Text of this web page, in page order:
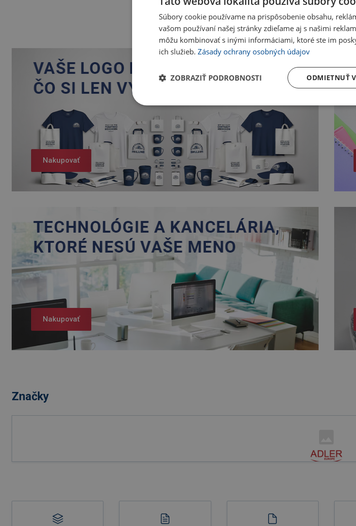
Nakupovať
Nakupovať
Značky
Súbory cookie používame na prispôsobenie obsahu,
vašom používaní našej stránky zdieľame aj s našimi
môžu kombinovať s inými informáciami, ktoré ste im
ich služieb. Zásady ochrany osobných údajov
ODMIETNUŤ
ZOBRAZIŤ PODROBNOSTI